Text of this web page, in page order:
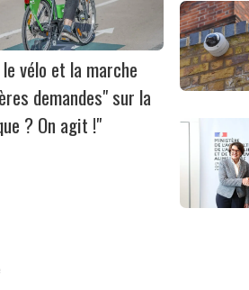
vélo et la marche
demandes" sur la
? On agit !"